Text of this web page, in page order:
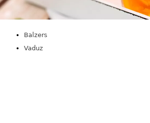
Balzers
Vaduz